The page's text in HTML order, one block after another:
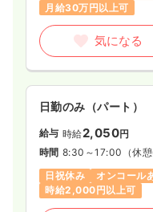
月給30万円以上可
気になる
日勤のみ（パート）
給与 時給2,050円
時間 8:30～17:00 （休
日祝休み
オンコール
時給2,000円以上可